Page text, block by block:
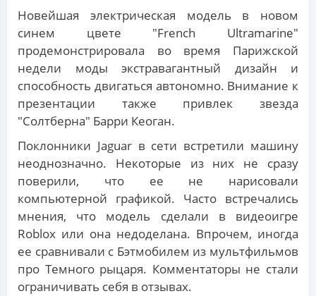
Новейшая электрическая модель в новом
синем цвете "French Ultramarine"
продемонстрировала во время Парижской
недели моды экстравагантный дизайн и
способность двигаться автономно. Внимание к
презентации также привлек звезда
"Солтберна" Барри Кеоган.
Поклонники Jaguar в сети встретили машину
неоднозначно. Некоторые из них не сразу
поверили, что ее не нарисовали
компьютерной графикой. Часто встречались
мнения, что модель сделали в видеоигре
Roblox или она недоделана. Впрочем, иногда
ее сравнивали с Бэтмобилем из мультфильмов
про Темного рыцаря. Комментаторы не стали
ограничивать себя в отзывах.